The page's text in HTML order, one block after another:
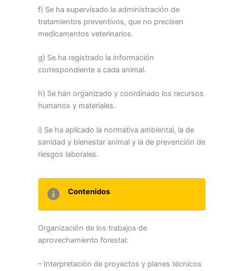
f) Se ha supervisado la administración de
tratamientos preventivos, que no precisen
medicamentos veterinarios.
g) Se ha registrado la información
correspondiente a cada animal.
h) Se han organizado y coordinado los recursos
humanos y materiales.
i) Se ha aplicado la normativa ambiental, la de
sanidad y bienestar animal y la de prevención de
riesgos laborales.
Contenidos
Organización de los trabajos de
aprovechamiento forestal:
– Interpretación de proyectos y planes técnicos